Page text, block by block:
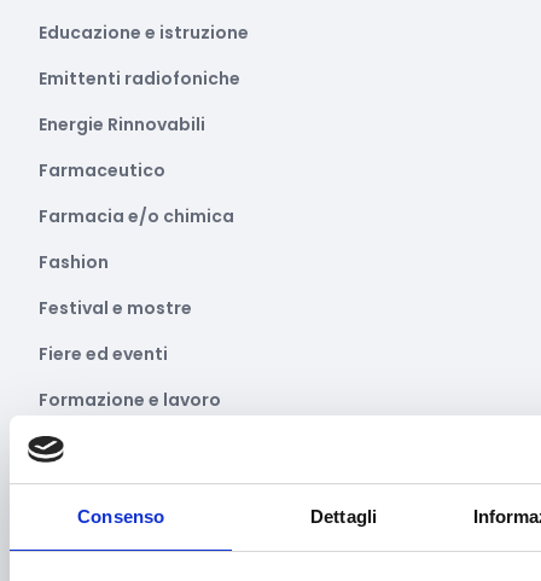
Consenso Dettagli
Educazione e istruzione
Emittenti radiofoniche
Energie Rinnovabili
Farmaceutico
Farmacia e/o chimica
Fashion
Festival e mostre
Fiere ed eventi
Formazione e lavoro
Fotovoltaico
Gastronomia